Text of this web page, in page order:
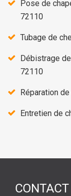
Pose de
72110
Tubage de
Débistrage
72110
Réparation
Entretien de
CONTACT